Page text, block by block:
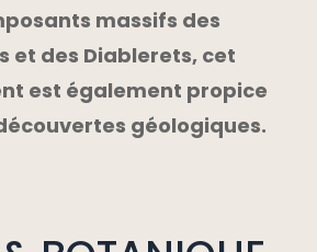
massifs des
et des Diablerets, cet
est également propice
géologiques.